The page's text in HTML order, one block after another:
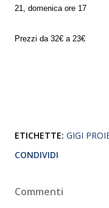
21, domenica ore 17
Prezzi da 32€ a 23€
ETICHETTE: GIGI
CONDIVIDI
Commenti